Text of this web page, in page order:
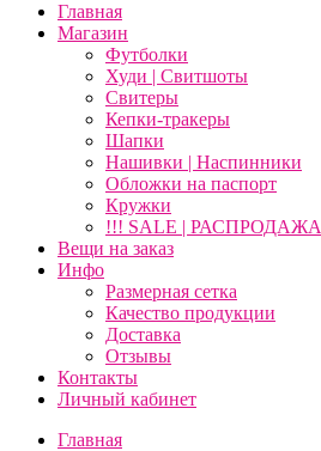
Главная
Магазин
Футболки
Худи | Свитшоты
Свитеры
Кепки-тракеры
Шапки
Нашивки | Наспинники
Обложки на паспорт
Кружки
!!! SALE | РАСПРОДАЖА
Вещи на заказ
Инфо
Размерная сетка
Качество продукции
Доставка
Отзывы
Контакты
Личный кабинет
Главная